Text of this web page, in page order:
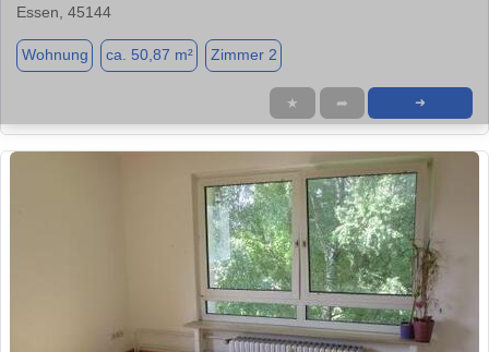
Essen, 45144
Wohnung ca. 50,87 m² Zimmer 2
★ ➦ ➜